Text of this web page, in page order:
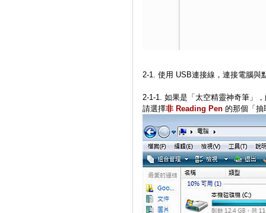
2-1. 使用 USB連接線，連接電腦與
2-1-1. 如果是「太空精靈神奇筆」
請選擇非 Reading Pen 的那個「抽